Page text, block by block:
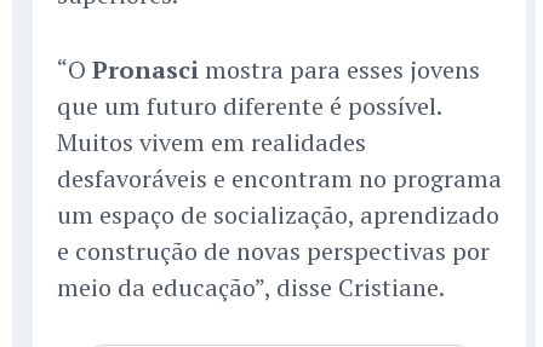
“O Pronascimostra para esses jovens
que um futuro diferente é possível.
Muitos vivem em realidades
desfavoráveis e encontram no programa
um espaço de socialização, aprendizado
e construção de novas perspectivas por
meio da educação”, disse Cristiane.